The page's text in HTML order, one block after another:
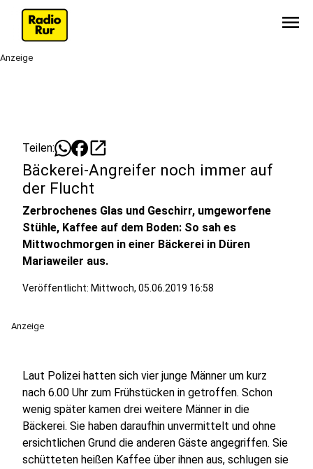
menu
Anzeige
Teilen: open_in_new
Bäckerei-Angreifer noch immer auf
der Flucht
Zerbrochenes Glas und Geschirr, umgeworfene
Stühle, Kaffee auf dem Boden: So sah es
Mittwochmorgen in einer Bäckerei in Düren
Mariaweiler aus.
Veröffentlicht: Mittwoch, 05.06.2019 16:58
Anzeige
Laut Polizei hatten sich vier junge Männer um kurz
nach 6.00 Uhr zum Frühstücken in getroffen. Schon
wenig später kamen drei weitere Männer in die
Bäckerei. Sie haben daraufhin unvermittelt und ohne
ersichtlichen Grund die anderen Gäste angegriffen. Sie
schütteten heißen Kaffee über ihnen aus, schlugen sie